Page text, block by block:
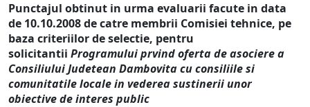
Punctajul obtinut in urma evaluarii facute in data
de 10.10.2008 de catre membrii Comisiei tehnice, pe
baza criteriilor de selectie, pentru
solicitantii Programului prvind oferta de asociere a
Consiliului Judetean Dambovita cu consiliile si
comunitatile locale in vederea sustinerii unor
obiective de interes public